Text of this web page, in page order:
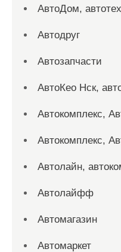
АвтоДом,
Автодруг
Автозапчасти
АвтоКео Нск,
Автокомплекс,
Автокомплекс,
Автолайн,
Автолайфф
Автомагазин
Автомаркет